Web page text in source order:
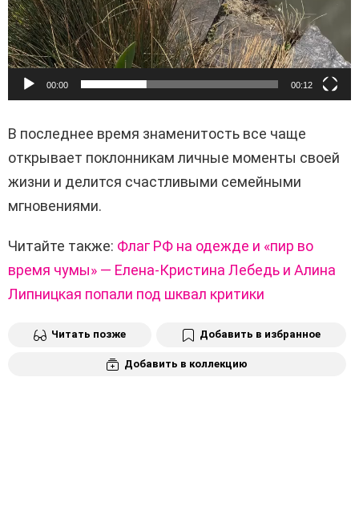
00:00 00:12
В последнее время знаменитость все чаще
открывает поклонникам личные моменты своей
жизни и делится счастливыми семейными
мгновениями.
Читайте также: Флаг РФ на одежде и «пир во
время чумы» — Елена-Кристина Лебедь и Алина
Липницкая попали под шквал критики
Читать позже Добавить в избранное
Добавить в коллекцию